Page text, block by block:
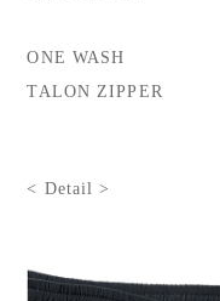
ONE WASH
TALON ZIPPER
< Detail >